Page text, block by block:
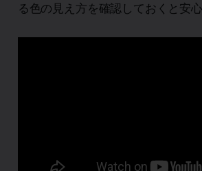
る色の見え方を確認しておくと安心